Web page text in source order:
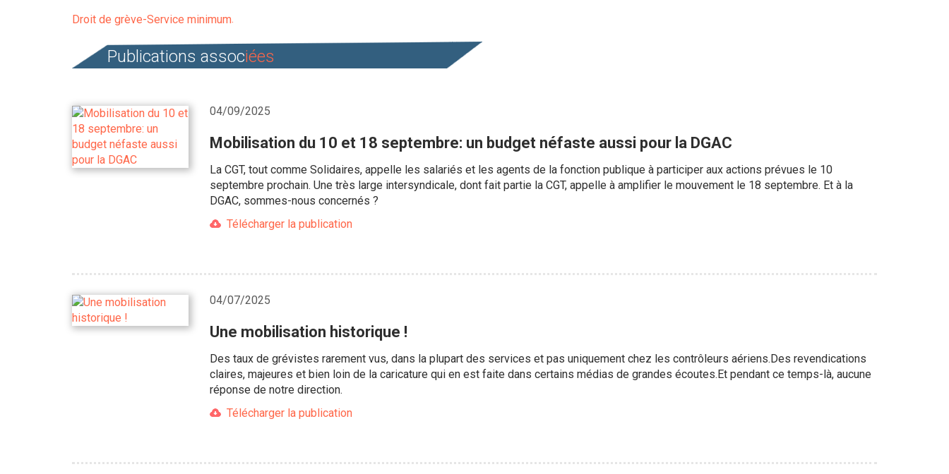
Droit de grève-Service minimum
Publications associées
04/09/2025
Mobilisation du 10 et 18 septembre: un budget néfaste aussi pour la DGAC
La CGT, tout comme Solidaires, appelle les salariés et les agents de la fonction publique à participer aux actions prévues le 10
septembre prochain. Une très large intersyndicale, dont fait partie la CGT, appelle à amplifier le mouvement le 18 septembre. Et à la
DGAC, sommes-nous concernés ?
Télécharger la publication
04/07/2025
Une mobilisation historique !
Des taux de grévistes rarement vus, dans la plupart des services et pas uniquement chez les contrôleurs aériens.Des revendications
claires, majeures et bien loin de la caricature qui en est faite dans certains médias de grandes écoutes.Et pendant ce temps-là, aucune
réponse de notre direction.
Télécharger la publication